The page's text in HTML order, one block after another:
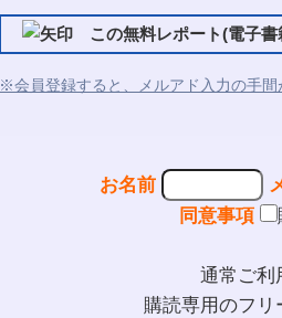
この無料レポート(電子書
※会員登録すると、メルアド入力の手間
お名前
同意事項
通常ご利
購読専用のフリ